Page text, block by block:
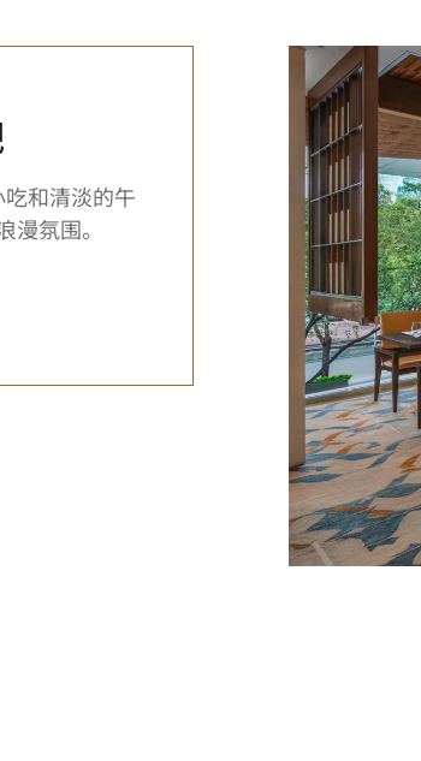
和清淡的午
氛围。